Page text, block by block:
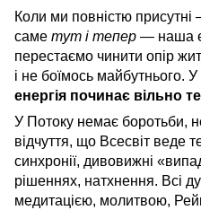
Коли ми повністю присутні
саме тут і тепер — наша
перестаємо чинити опір
і не боїмось майбутнього.
енергія починає вільно
У Потоку немає боротьби,
відчуття, що Всесвіт веде
синхронії, дивовижні
рішеннях, натхнення. Всі
медитацією, молитвою,